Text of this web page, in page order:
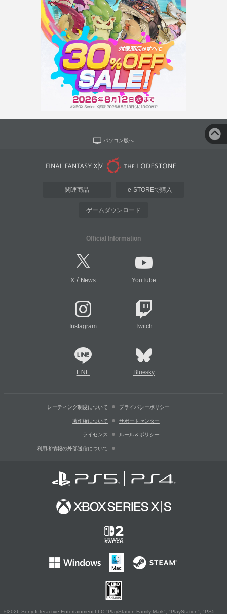
パソコン版へ
関連商品 e-STOREで購入
ゲームダウンロード
Official Information
X/ News YouTube
Instagram Twitch
LINE Bluesky
レーティング制度について プライバシーポリシー
著作権について サポートセンター
ライセンス ルール＆ポリシー
利用者情報の外部送信について
©2026 Sony Interactive Entertainment LLC."PlayStation Family Mark", "PlayStation", "PS5